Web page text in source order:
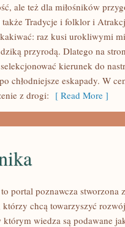
ale też dla miłośników
także Tradycje i folklor i
raz kusi urokliwymi
przyrodą. Dlatego na
kierunek do
chłodniejsze eskapady. W
z drogi: [ Read More ]
portal poznawcza stworzona
którzy chcą towarzyszyć
którym wiedza są podawane